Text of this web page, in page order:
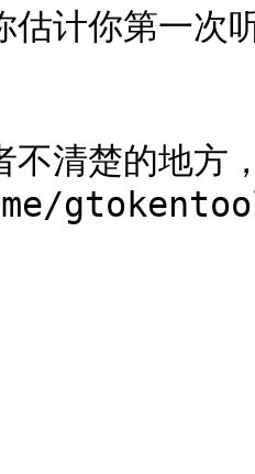
估计你第一次
不清楚的地方